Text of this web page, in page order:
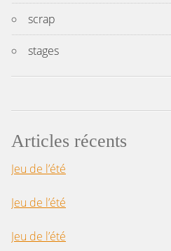
scrap
stages
Articles récents
Jeu de l’été
Jeu de l’été
Jeu de l’été